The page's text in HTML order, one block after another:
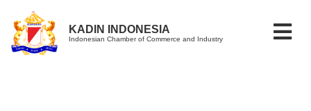
KADIN INDONESIA
Indonesian Chamber of Commerce and Industry